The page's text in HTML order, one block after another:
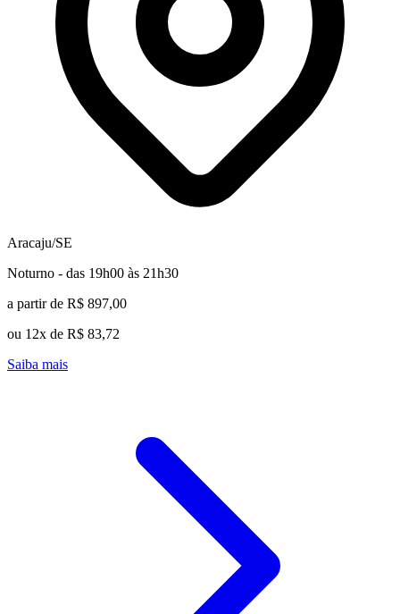
Aracaju/SE
Noturno - das 19h00 às 21h30
a partir de R$ 897,00
ou 12x de R$ 83,72
Saiba mais